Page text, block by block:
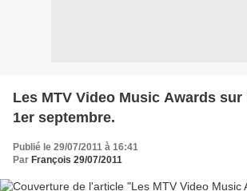
Les MTV Video Music Awards sur
1er septembre.
Publié le 29/07/2011 à 16:41
Par François 29/07/2011